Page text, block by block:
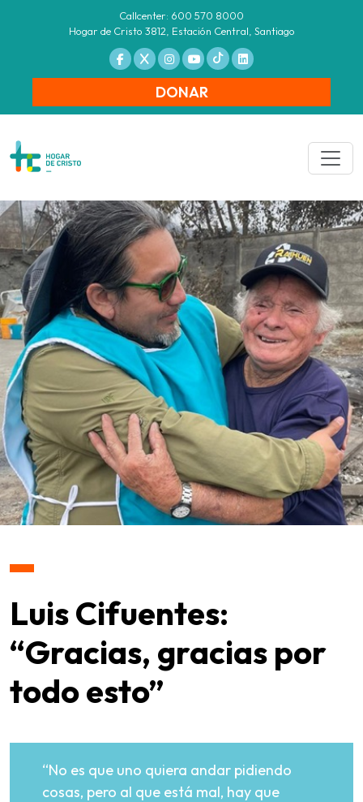
Callcenter: 600 570 8000
Hogar de Cristo 3812, Estación Central, Santiago
DONAR
Luis Cifuentes:
“Gracias, gracias por
todo esto”
“No es que uno quiera andar pidiendo
cosas, pero al que está mal, hay que